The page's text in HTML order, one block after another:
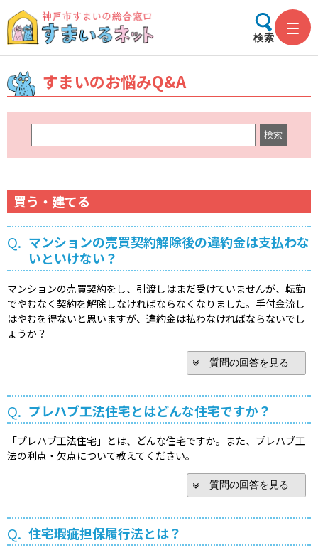
検索
すまいのお悩みQ&A
ド
検
買う・建てる
Q. マンションの売買契約解除後の違約金は支払わな
いといけない？
マンションの売買契約をし、引渡しはまだ受けていませんが、転勤
でやむなく契約を解除しなければならなくなりました。手付金流し
はやむを得ないと思いますが、違約金は払わなければならないでし
ょうか？
質問の回答を見る
Q. プレハブ工法住宅とはどんな住宅ですか？
「プレハブ工法住宅」とは、どんな住宅ですか。また、プレハブ工
法の利点・欠点について教えてください。
質問の回答を見る
Q. 住宅瑕疵担保履行法とは？